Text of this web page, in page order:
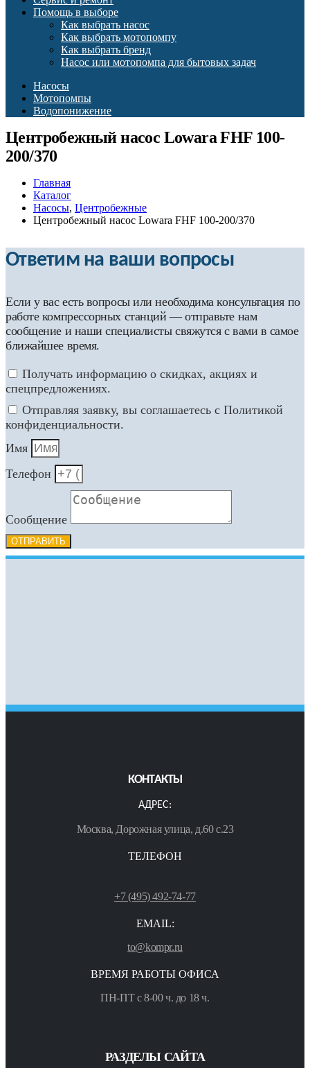
Помощь в выборе
Как выбрать насос
Как выбрать мотопомпу
Как выбрать бренд
Насос или мотопомпа для бытовых задач
Насосы
Мотопомпы
Водопонижение
Центробежный насос Lowara FHF 100-
200/370
Главная
Каталог
Насосы, Центробежные
Центробежный насос Lowara FHF 100-200/370
Ответим на ваши вопросы
Если у вас есть вопросы или необходима консультация по
работе компрессорных станций — отправьте нам
сообщение и наши специалисты свяжутся с вами в самое
ближайшее время.
Получать информацию о скидках, акциях и
спецпредложениях.
Отправляя заявку, вы соглашаетесь с Политикой
конфиденциальности.
Имя
Телефон
Сообщение
ОТПРАВИТЬ
КОНТАКТЫ
АДРЕС:
Москва, Дорожная улица, д.60 с.23
ТЕЛЕФОН
+7 (495) 492-74-77
EMAIL:
to@kompr.ru
ВРЕМЯ РАБОТЫ ОФИСА
ПН-ПТ с 8-00 ч. до 18 ч.
РАЗДЕЛЫ САЙТА